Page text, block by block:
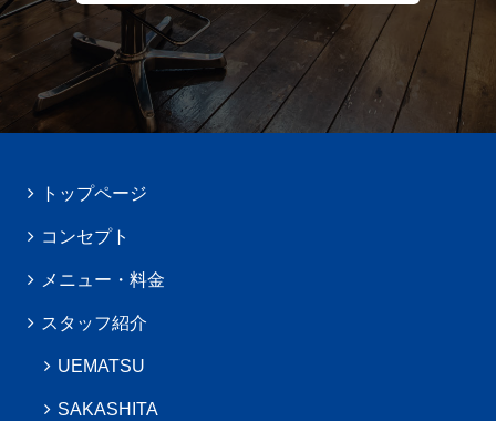
トップページ
コンセプト
メニュー・料金
スタッフ紹介
UEMATSU
SAKASHITA